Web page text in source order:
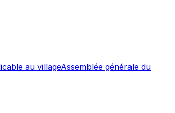
au villageAssemblée générale du